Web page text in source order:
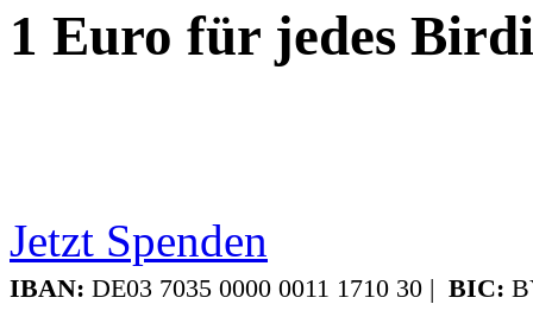
1 Euro für jedes
Jetzt Spenden
IBAN: DE03 7035 0000 0011 1710 30 | BIC: